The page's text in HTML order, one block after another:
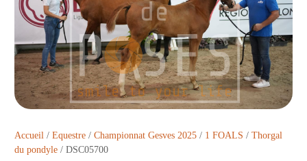
Accueil /Equestre /Championnat Gesves 2025 / 1 FOALS /Thorgal
du pondyle / DSC05700